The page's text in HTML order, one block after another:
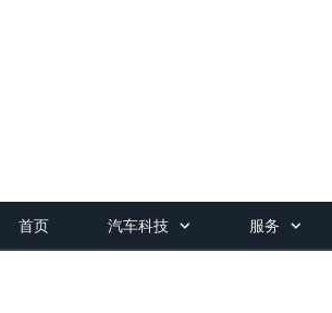
首页 汽车科技 服务